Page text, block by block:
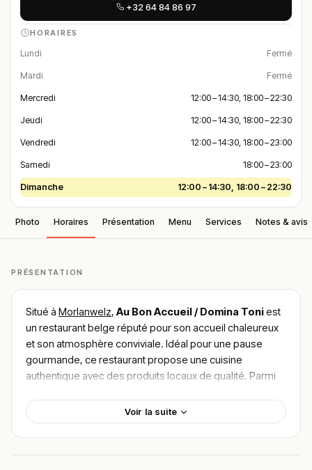
+32 64 84 86 97
HORAIRES
Lundi Fermé
Mardi Fermé
Mercredi 12:00 – 14:30, 18:00 – 22:30
Jeudi 12:00 – 14:30, 18:00 – 22:30
Vendredi 12:00 – 14:30, 18:00 – 23:00
Samedi 18:00 – 23:00
Dimanche 12:00 – 14:30, 18:00 – 22:30
Photo Horaires Présentation Menu Services Notes & avis
PRÉSENTATION
Situé à Morlanwelz, Au Bon Accueil / Domina Toniest
un restaurant belge réputé pour son accueil chaleureux
et son atmosphère conviviale. Idéal pour une pause
gourmande, ce restaurant propose une cuisine
authentique avec des produits locaux de qualité. Parmi
Waterzooï de poulet, les boulets à la Liégeoise
encore le savoureuxstoemp. L’établissement met un
point d’honneur à servir des mets savoureux et
généreusement garnis.
Voir la suite